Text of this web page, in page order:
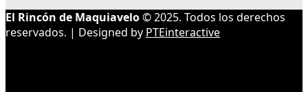
El Rincón de Maquiavelo© 2025. Todos los derechos
reservados. | Designed by PTEinteractive